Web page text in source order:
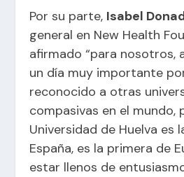
Por su parte, Isabel
general en New Health
afirmado “para nosotros,
un día muy importante
reconocido a otras
compasivas en el mundo,
Universidad de Huelva es
España, es la primera de
estar llenos de